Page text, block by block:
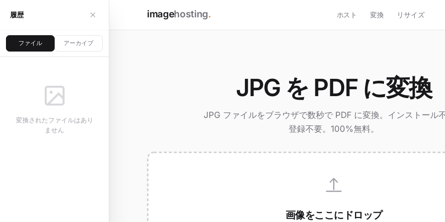
imagehosting. ホスト 変換 リサイズ
履歴
ファイル アーカイブ
変換されたファイルはあり
ません
JPG を PDF に変換
JPG ファイルをブラウザで数秒で PDF に変換。インストール不
登録不要。100%無料。
画像をここにドロップ